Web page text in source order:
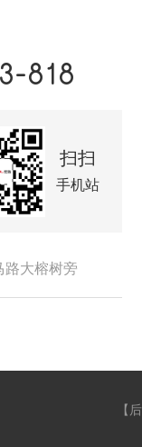
818
扫扫
手机站
路大榕树旁
【